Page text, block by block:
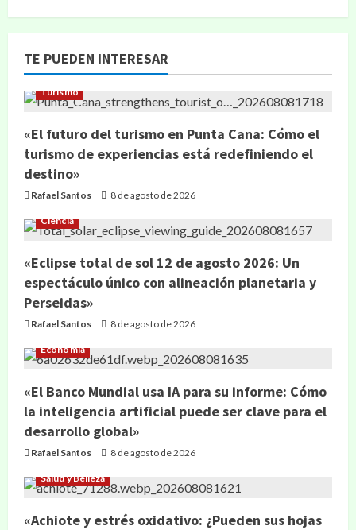
TE PUEDEN INTERESAR
Turismo
«El futuro del turismo en Punta Cana: Cómo el
turismo de experiencias está redefiniendo el
destino»
Rafael Santos 8 de agosto de 2026
Ciencia
«Eclipse total de sol 12 de agosto 2026: Un
espectáculo único con alineación planetaria y
Perseidas»
Rafael Santos 8 de agosto de 2026
Economía
«El Banco Mundial usa IA para su informe: Cómo
la inteligencia artificial puede ser clave para el
desarrollo global»
Rafael Santos 8 de agosto de 2026
Salud y Belleza
«Achiote y estrés oxidativo: ¿Pueden sus hojas